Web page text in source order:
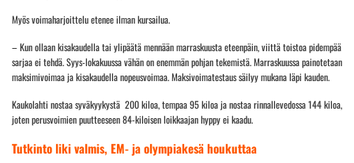
Myös voimaharjoittelu etenee ilman kursailua.
– Kun ollaan kisakaudella tai ylipäätä mennään marraskuusta eteenpäin, viittä toistoa pidempää
sarjaa ei tehdä. Syys-lokakuussa vähän on enemmän pohjan tekemistä. Marraskuussa painotetaan
maksimivoimaa ja kisakaudella nopeusvoimaa. Maksivoimatestaus säilyy mukana läpi kauden.
Kaukolahti nostaa syväkyykystä 200 kiloa, tempaa 95 kiloa ja nostaa rinnallevedossa 144 kiloa,
joten perusvoimien puutteeseen 84-kiloisen loikkaajan hyppy ei kaadu.
Tutkinto liki valmis, EM- ja olympiakesä houkuttaa